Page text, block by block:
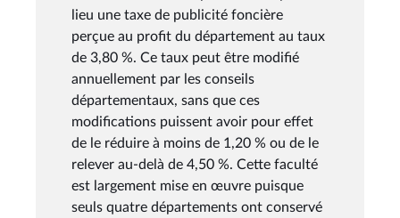
lieu une taxe de publicité foncière
perçue au profit du département au taux
de 3,80 %. Ce taux peut être modifié
annuellement par les conseils
départementaux, sans que ces
modifications puissent avoir pour effet
de le réduire à moins de 1,20 % ou de le
relever au-delà de 4,50 %. Cette faculté
est largement mise en œuvre puisque
seuls quatre départements ont conservé